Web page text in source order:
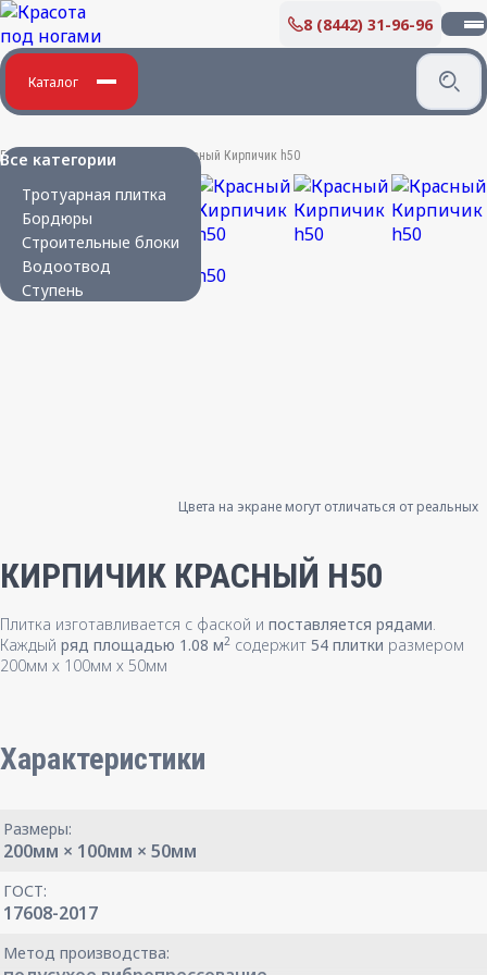
Производство бетонных изделий
Дипломы и благодарности
ПОКУПАТЕЛЮ
Укладка плитки
Карта партнера
Сертификаты
Парковая мебель
Новости
8 (8442) 31-96-96
Каталог
Все категории
Тротуарная плитка
Бордюры
Строительные блоки
Водоотвод
Ступень
Главная/Бетонные изделия Красный Кирпичик h50
Цвета на экране могут отличаться от реальных
КИРПИЧИК КРАСНЫЙ H50
Плитка изготавливается с фаской и поставляется рядами.
Каждый ряд площадью 1.08 м2 содержит 54 плитки размером
200мм х 100мм х 50мм
Характеристики
Размеры:
200мм × 100мм × 50мм
ГОСТ:
17608-2017
Метод производства: